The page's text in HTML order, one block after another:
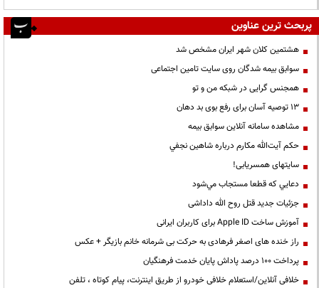
پربحث ترین عناوین
هشتمین کلان شهر ایران مشخص شد
سوابق بیمه شدگان روی سایت تامین اجتماعی
همجنس گرایی در شبکه من و تو
13 توصیه آسان برای رفع بوی بد دهان
مشاهده سامانه آنلاين سوابق بیمه
حكم آيت‌الله مكارم درباره شاهين نجفي
سایتهای همسریابی!
دعايي كه قطعا مستجاب مي‌شود
جزئیات جدید قتل روح الله داداشی
آموزش ساخت Apple ID برای کاربران ایرانی
راز خنده های اصغر فرهادی به حرکت بی شرمانه خانم بازیگر + عکس
پرداخت ۱۰۰ درصد پاداش پایان خدمت فرهنگیان
خلافی آنلاین/استعلام خلافی خودرو از طریق اینترنت، پیام کوتاه ، تلفن